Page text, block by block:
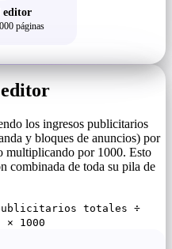
editor
páginas
los ingresos publicitarios
y bloques de anuncios) por
multiplicando por 1000. Esto
combinada de toda su pila de
totales ÷
1000